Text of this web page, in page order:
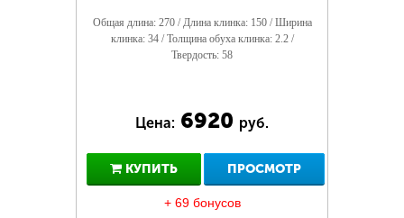
Общая длина: 270 / Длина клинка: 150 / Ширина
клинка: 34 / Толщина обуха клинка: 2.2 /
Твердость: 58
Цена: 6920 руб.
КУПИТЬ ПРОСМОТР
+ 69 бонусов